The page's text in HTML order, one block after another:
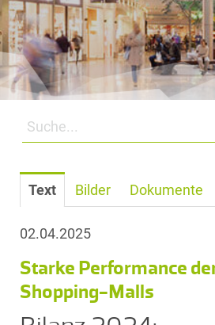
Text Bilder Dokumente
02.04.2025
Starke Performance
Shopping-Malls